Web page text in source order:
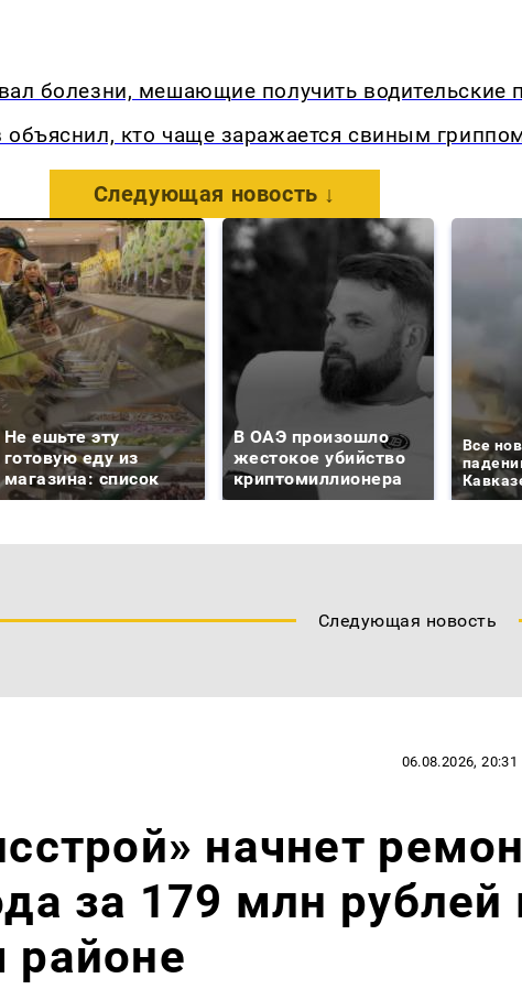
болезни, мешающие получить водительские
объяснил, кто чаще заражается свиным
Следующая новость ↓
Не ешьте эту
готовую еду из
магазина: список
В ОАЭ произошло
жестокое убийство
криптомиллионера
Все
Следующая новость
06.08.2026, 20:31
начнет
за 179 млн рублей